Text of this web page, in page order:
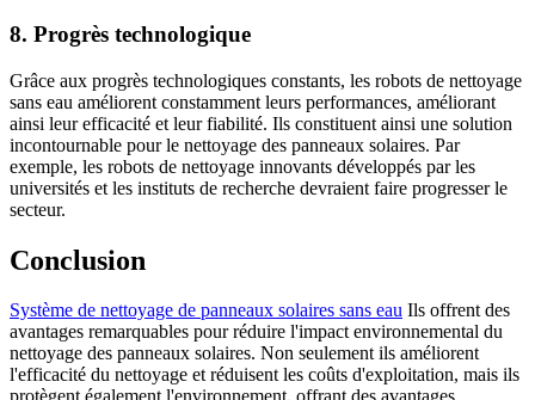
8. Progrès technologique
Grâce aux progrès technologiques constants, les robots de nettoyage
sans eau améliorent constamment leurs performances, améliorant
ainsi leur efficacité et leur fiabilité. Ils constituent ainsi une solution
incontournable pour le nettoyage des panneaux solaires. Par
exemple, les robots de nettoyage innovants développés par les
universités et les instituts de recherche devraient faire progresser le
secteur.
Conclusion
Système de nettoyage de panneaux solaires sans eau Ils offrent des
avantages remarquables pour réduire l'impact environnemental du
nettoyage des panneaux solaires. Non seulement ils améliorent
l'efficacité du nettoyage et réduisent les coûts d'exploitation, mais ils